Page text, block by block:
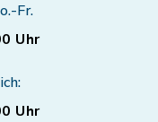
Fr.
Uhr
Uhr